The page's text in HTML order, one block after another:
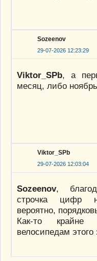
Sozeenov
29-07-2026 12:23:29
Viktor_SPb, а
месяц, либо
Viktor_SPb
29-07-2026 12:03:04
Sozeenov,
строчка цифр
вероятно,
Как-то
велосипедам этого